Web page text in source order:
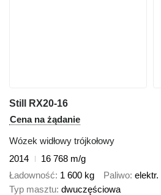
Still RX20-16
Cena na żądanie
Wózek widłowy trójkołowy
2014
16 768 m/g
Ładowność 1 600 kg Paliwo elektr.
Typ masztu dwuczęściowa